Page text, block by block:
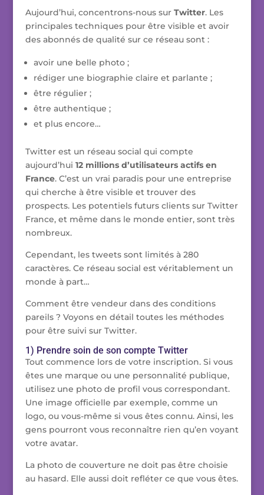
Aujourd’hui, concentrons-nous sur Twitter. Les
principales techniques pour être visible et avoir
des abonnés de qualité sur ce réseau sont :
avoir une belle photo ;
rédiger une biographie claire et parlante ;
être régulier ;
être authentique ;
et plus encore…
Twitter est un réseau social qui compte
aujourd’hui 12 millions d’utilisateurs actifs en
France. C’est un vrai paradis pour une entreprise
qui cherche à être visible et trouver des
prospects. Les potentiels futurs clients sur Twitter
France, et même dans le monde entier, sont très
nombreux.
Cependant, les tweets sont limités à 280
caractères. Ce réseau social est véritablement un
monde à part…
Comment être vendeur dans des conditions
pareils ? Voyons en détail toutes les méthodes
pour être suivi sur Twitter.
1) Prendre soin de son compte Twitter
Tout commence lors de votre inscription. Si vous
êtes une marque ou une personnalité publique,
utilisez une photo de profil vous correspondant.
Une image officielle par exemple, comme un
logo, ou vous-même si vous êtes connu. Ainsi, les
gens pourront vous reconnaître rien qu’en voyant
votre avatar.
La photo de couverture ne doit pas être choisie
au hasard. Elle aussi doit refléter ce que vous êtes.